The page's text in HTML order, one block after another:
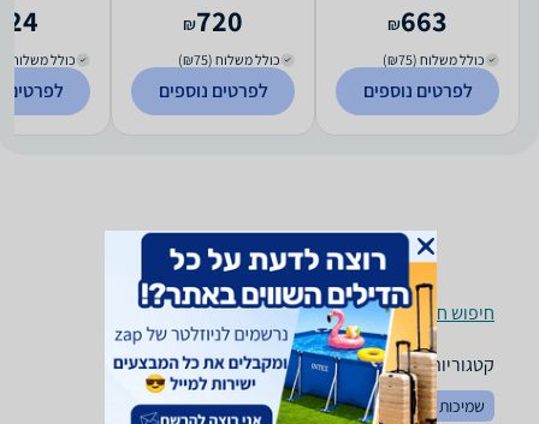
663
₪
כולל משלוח (₪75)
לפרטים נוספים
720
₪
כולל משלוח (₪75)
לפרטים נוספים
כולל משלוח (₪75)
לפרטים
חיפוש חנויות פופים לפי עיר
קטגוריות משלימות
שמיכות וכריות שטיחים